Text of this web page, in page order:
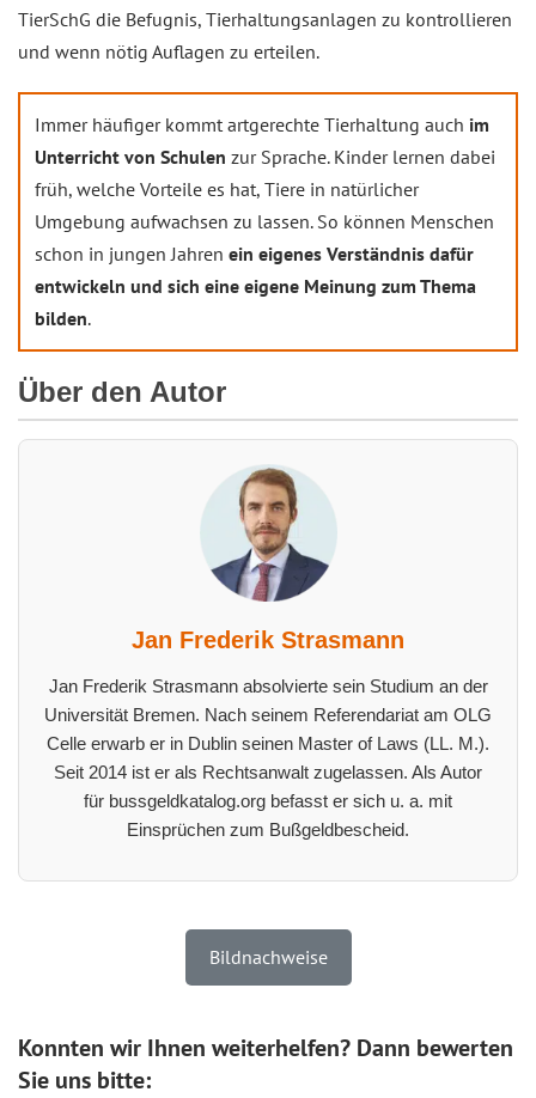
TierSchG die Befugnis, Tierhaltungsanlagen zu kontrollieren
und wenn nötig Auflagen zu erteilen.
Immer häufiger kommt artgerechte Tierhaltung auch im
Unterricht von Schulen zur Sprache. Kinder lernen dabei
früh, welche Vorteile es hat, Tiere in natürlicher
Umgebung aufwachsen zu lassen. So können Menschen
schon in jungen Jahren ein eigenes Verständnis dafür
entwickeln und sich eine eigene Meinung zum Thema
bilden.
Über den Autor
Jan Frederik Strasmann
Jan Frederik Strasmann absolvierte sein Studium an der
Universität Bremen. Nach seinem Referendariat am OLG
Celle erwarb er in Dublin seinen Master of Laws (LL. M.).
Seit 2014 ist er als Rechtsanwalt zugelassen. Als Autor
für bussgeldkatalog.org befasst er sich u. a. mit
Einsprüchen zum Bußgeldbescheid.
Bildnachweise
Konnten wir Ihnen weiterhelfen? Dann bewerten
Sie uns bitte: